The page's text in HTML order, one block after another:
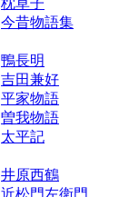
今昔物語集
鴨長明
吉田兼好
平家物語
曽我物語
太平記
井原西鶴
近松門左衛門